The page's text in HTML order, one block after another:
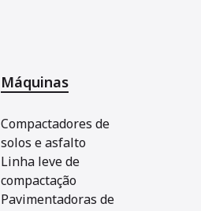
Máquinas
Compactadores de
solos e asfalto
Linha leve de
compactação
Pavimentadoras de